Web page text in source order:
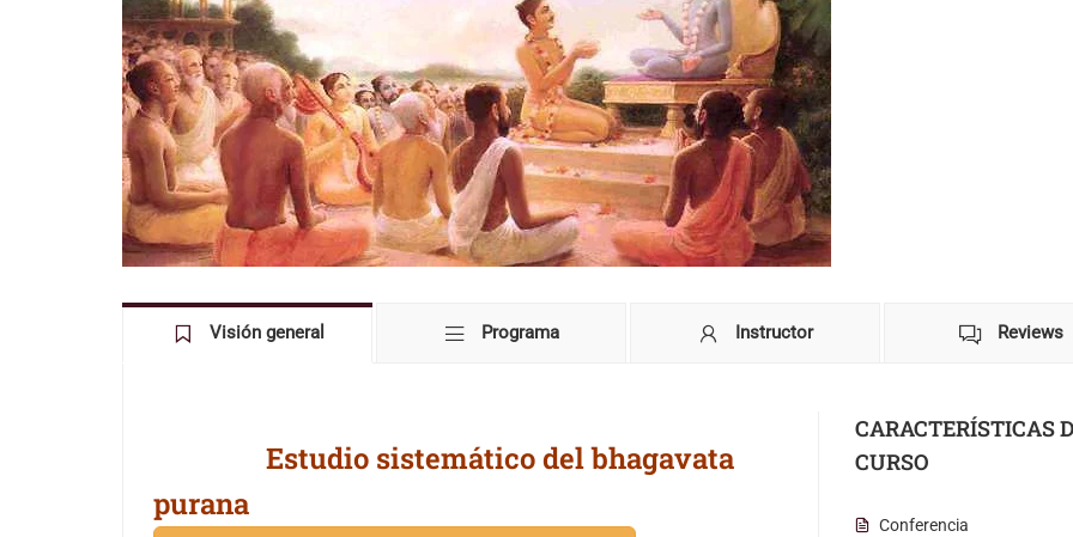
Visión general Programa Instructor Reviews
Estudio sistemático del bhagavata
purana
CARACTERÍSTICAS
CURSO
Conferencia